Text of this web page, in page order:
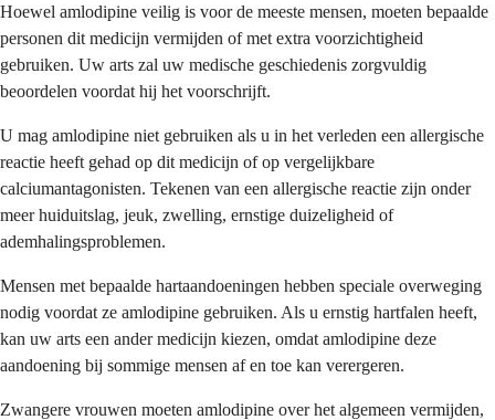
Hoewel amlodipine veilig is voor de meeste mensen, moeten bepaalde
personen dit medicijn vermijden of met extra voorzichtigheid
gebruiken. Uw arts zal uw medische geschiedenis zorgvuldig
beoordelen voordat hij het voorschrijft.
U mag amlodipine niet gebruiken als u in het verleden een allergische
reactie heeft gehad op dit medicijn of op vergelijkbare
calciumantagonisten. Tekenen van een allergische reactie zijn onder
meer huiduitslag, jeuk, zwelling, ernstige duizeligheid of
ademhalingsproblemen.
Mensen met bepaalde hartaandoeningen hebben speciale overweging
nodig voordat ze amlodipine gebruiken. Als u ernstig hartfalen heeft,
kan uw arts een ander medicijn kiezen, omdat amlodipine deze
aandoening bij sommige mensen af en toe kan verergeren.
Zwangere vrouwen moeten amlodipine over het algemeen vermijden,